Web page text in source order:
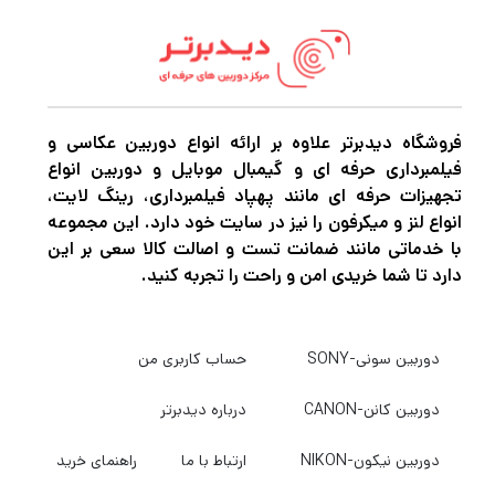
است و دارای رتبه بندی کلاس سرعت کلاس 10 و
U1 است که هر دو حداقل سرعت نوشتن 10
مگابایت بر ثانیه را تضمین می کنند. این کارت که
برای شرایط سخت ساخته شده است، ضد آب،
شوک، اشعه ایکس و دما است تا به محافظت از
اطلاعات شما کمک کند، در حالی که یک سوئیچ
محتوای شما کمک می کند.
کارت‌های SanDisk Ultra SD با عملکرد فوق‌العاده
فروشگاه دیدبرتر علاوه بر ارائه انواع دوربین عکاسی و
فیلمبرداری حرفه ای و گیمبال موبایل و دوربین انواع
تجهیزات حرفه ای مانند پهپاد فیلمبرداری، رینگ لایت،
انواع لنز و میکرفون را نیز در سایت خود دارد. این مجموعه
با خدماتی مانند ضمانت تست و اصالت کالا سعی بر این
دارد تا شما خریدی امن و راحت را تجربه کنید.
دوربین سونی-SONY
دوربین کانن-CANON
دوربین نیکون-NIKON
حساب کاربری من
درباره دیدبرتر
ارتباط با ما راهنمای خرید